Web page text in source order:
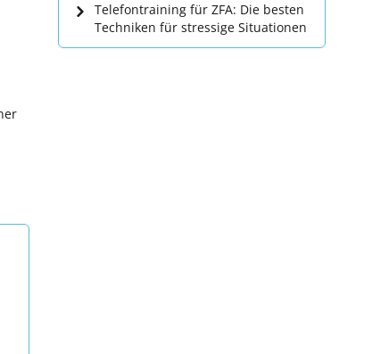
Telefontraining für ZFA: Die besten
Techniken für stressige Situationen